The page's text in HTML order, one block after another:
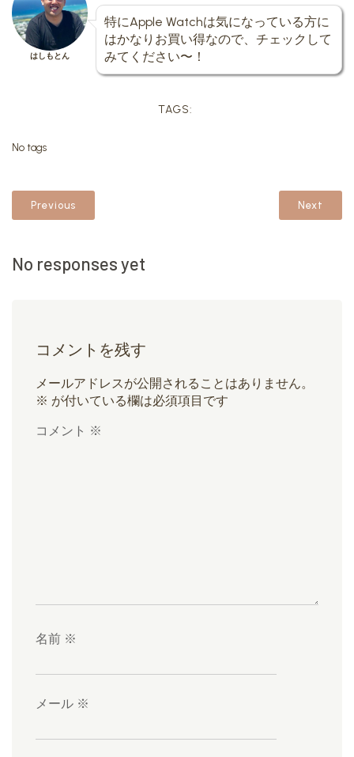
はしもとん
特にApple Watchは気になっている方に
はかなりお買い得なので、チェックして
みてください〜！
TAGS:
No tags
Previous Next
No responses yet
コメントを残す
メールアドレスが公開されることはありません。
※ が付いている欄は必須項目です
コメント ※
名前 ※
メール ※